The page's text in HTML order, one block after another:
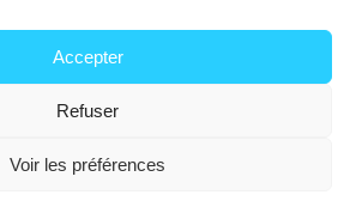
Accepter
Refuser
Voir les préférences